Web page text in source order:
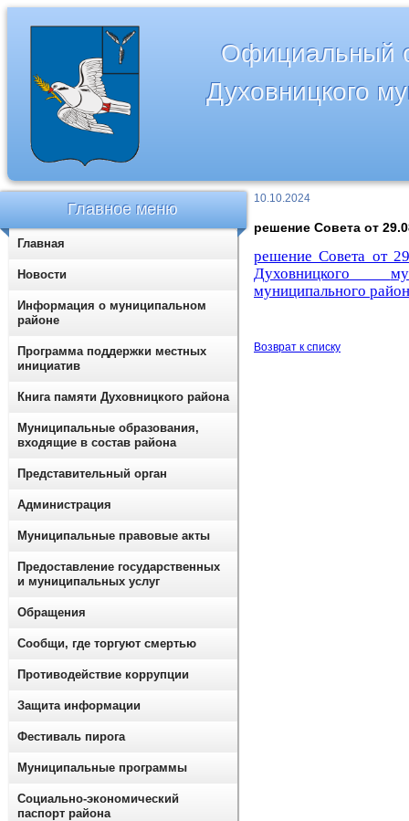
Официальный
Духовницкого
10.10.2024
решение Совета от
решение Совета от
Духовницкого
муниципального
Возврат к списку
Главное меню
Главная
Новости
Информация о муниципальном
районе
Программа поддержки местных
инициатив
Книга памяти Духовницкого района
Муниципальные образования,
входящие в состав района
Представительный орган
Администрация
Муниципальные правовые акты
Предоставление государственных
и муниципальных услуг
Обращения
Сообщи, где торгуют смертью
Противодействие коррупции
Защита информации
Фестиваль пирога
Муниципальные программы
Социально-экономический
паспорт района